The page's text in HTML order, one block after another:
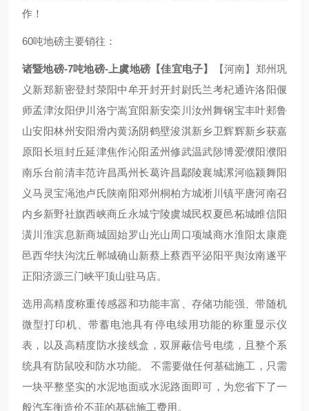
作！
60吨地磅主要销往：
诸暨地磅-7吨地磅-上虞地磅【佳宜电子】
【河南】郑州巩
义新郑新密登封荥阳中牟开封开封尉氏兰考杞通许洛阳偃
师孟津汝阳伊川洛宁嵩宜阳新安栾川汝州舞钢宝丰叶郏鲁
山安阳林州安阳滑内黄汤阴鹤壁浚淇新乡卫辉辉新乡获嘉
原阳长垣封丘延津焦作沁阳孟州修武温武陟博爱濮阳濮阳
南乐台前清丰范许昌禹州长葛许昌鄢陵襄城漯河临颍舞阳
义马灵宝渑池卢氏陕南阳邓州桐柏方城淅川镇平唐河南召
内乡新野社旗西峡商丘永城宁陵虞城民权夏邑柘城睢信阳
潢川淮滨息新商城固始罗山光山周口项城商水淮阳太康鹿
邑西华扶沟沈丘郸城确山新蔡上蔡西平泌阳平舆汝南遂平
正阳济源三门峡平顶山驻马店。
选用高精度称重传感器和功能丰富、存储功能强、带随机
微型打印机、带蓄电池具有停电续用功能的称重显示仪
表，以及高精度防水接线盒，双屏蔽信号电缆，且整个系
统具有防鼠咬和防水功能。 不需要做任何基础施工，只需
一块平整坚实的水泥地面或水泥路面即可，为您省下了一
般汽车衡造价不菲的基础施工费用。